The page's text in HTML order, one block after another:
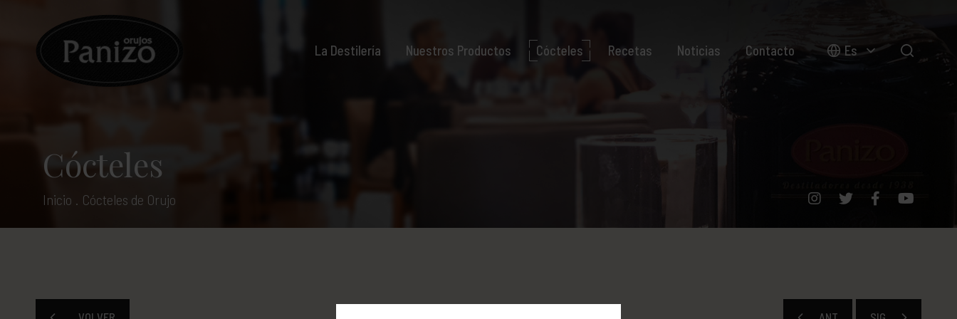
La Destilería Nuestros Productos Cócteles Recetas Noticias Contacto Es
Cócteles
Inicio . Cócteles de Orujo